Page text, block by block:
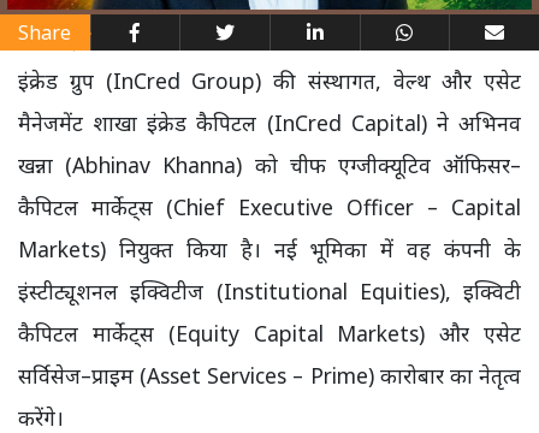
Share
इंक्रेड ग्रुप (InCred Group) की संस्थागत, वेल्थ और एसेट
मैनेजमेंट शाखा इंक्रेड कैपिटल (InCred Capital) ने अभिनव
खन्ना (Abhinav Khanna) को चीफ एग्जीक्यूटिव ऑफिसर–
कैपिटल मार्केट्स (Chief Executive Officer – Capital
Markets) नियुक्त किया है। नई भूमिका में वह कंपनी के
इंस्टीट्यूशनल इक्विटीज (Institutional Equities), इक्विटी
कैपिटल मार्केट्स (Equity Capital Markets) और एसेट
सर्विसेज–प्राइम (Asset Services – Prime) कारोबार का नेतृत्व
करेंगे।